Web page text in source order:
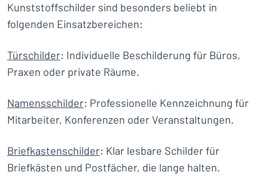
Kunststoffschilder sind besonders beliebt in
folgenden Einsatzbereichen:
Türschilder: Individuelle Beschilderung für Büros,
Praxen oder private Räume.
Namensschilder: Professionelle Kennzeichnung für
Mitarbeiter, Konferenzen oder Veranstaltungen.
Briefkastenschilder: Klar lesbare Schilder für
Briefkästen und Postfächer, die lange halten.